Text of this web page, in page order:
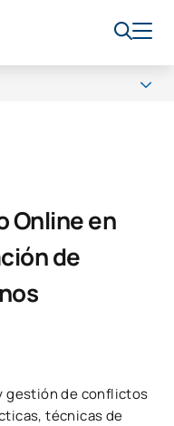
Online en
de
gestión de conflictos
técnicas de